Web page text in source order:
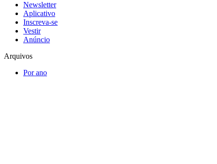
Newsletter
Aplicativo
Inscreva-se
Vestir
Anúncio
Arquivos
Por ano